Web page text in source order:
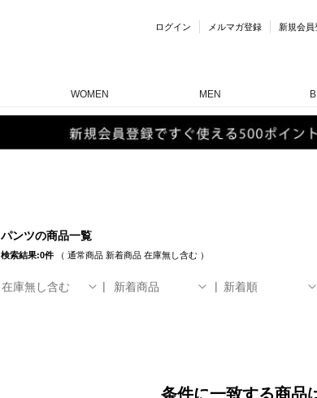
ログイン メルマガ登録 新規会員
WOMEN MEN
パンツの商品一覧
検索結果:0件（ 通常商品 新着商品 在庫無し含む）
在庫無し含む 新着商品 新着順
条件に一致する商品